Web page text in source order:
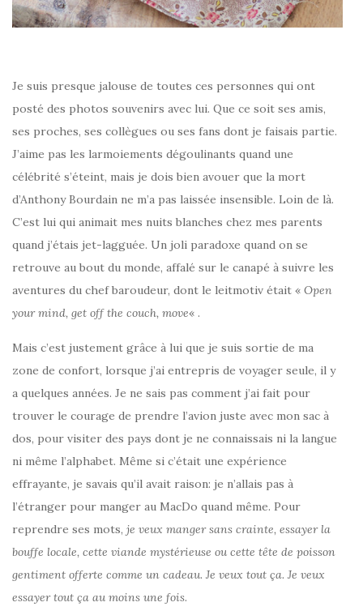
Je suis presque jalouse de toutes ces personnes qui ont
posté des photos souvenirs avec lui. Que ce soit ses amis,
ses proches, ses collègues ou ses fans dont je faisais partie.
J’aime pas les larmoiements dégoulinants quand une
célébrité s’éteint, mais je dois bien avouer que la mort
d’Anthony Bourdain ne m’a pas laissée insensible. Loin de là.
C’est lui qui animait mes nuits blanches chez mes parents
quand j’étais jet-lagguée. Un joli paradoxe quand on se
retrouve au bout du monde, affalé sur le canapé à suivre les
aventures du chef baroudeur, dont le leitmotiv était « Open
your mind, get off the couch, move« .
Mais c’est justement grâce à lui que je suis sortie de ma
zone de confort, lorsque j’ai entrepris de voyager seule, il y
a quelques années. Je ne sais pas comment j’ai fait pour
trouver le courage de prendre l’avion juste avec mon sac à
dos, pour visiter des pays dont je ne connaissais ni la langue
ni même l’alphabet. Même si c’était une expérience
effrayante, je savais qu’il avait raison: je n’allais pas à
l’étranger pour manger au MacDo quand même. Pour
reprendre ses mots, je veux manger sans crainte, essayer la
bouffe locale, cette viande mystérieuse ou cette tête de poisson
gentiment offerte comme un cadeau. Je veux tout ça. Je veux
essayer tout ça au moins une fois.